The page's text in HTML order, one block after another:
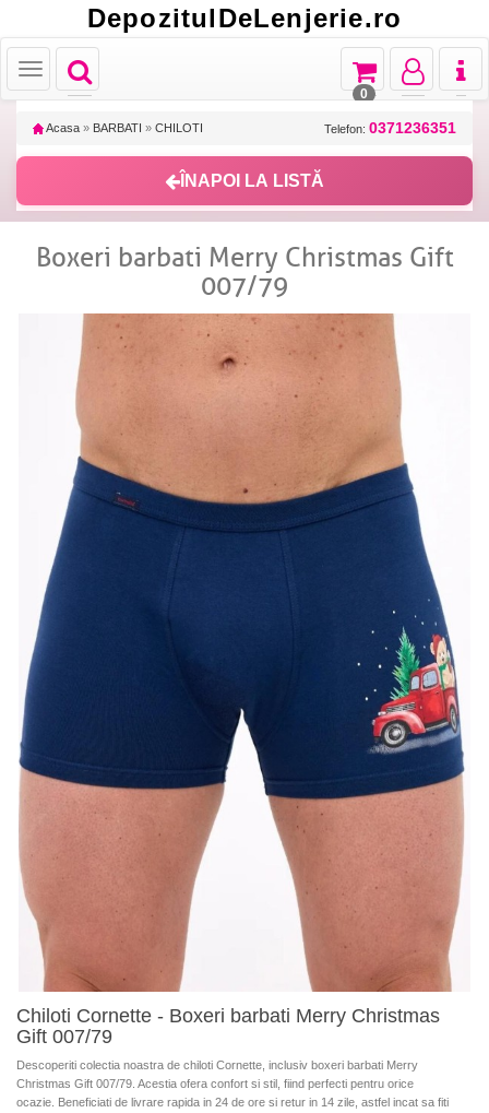
DepozitulDeLenjerie.ro
Toggle
navigation
Toggle
Toggle
navigation
Toggle
navigation
Toggle
navigation
0
Acasa » BARBATI » CHILOTI Telefon: 0371236351
ÎNAPOI LA LISTĂ
Boxeri barbati Merry Christmas Gift
007/79
Chiloti Cornette - Boxeri barbati Merry Christmas
Gift 007/79
Descoperiti colectia noastra de chiloti Cornette, inclusiv boxeri barbati Merry
Christmas Gift 007/79. Acestia ofera confort si stil, fiind perfecti pentru orice
ocazie. Beneficiati de livrare rapida in 24 de ore si retur in 14 zile, astfel incat sa fiti